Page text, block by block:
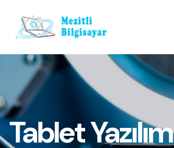
Tablet Yazılım